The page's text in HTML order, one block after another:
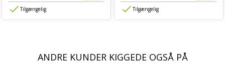
Tilgængelig Tilgængelig
ANDRE KUNDER KIGGEDE OGSÅ PÅ